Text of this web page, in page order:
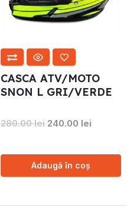
CASCA ATV/MOTO
SNON L GRI/VERDE
280.00lei 240.00 lei
Adaugă în coș